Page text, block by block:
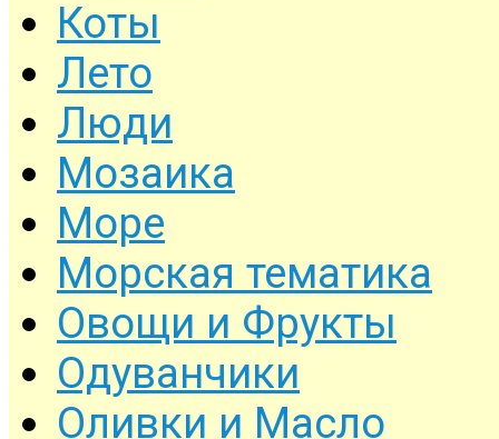
Коты
Лето
Люди
Мозаика
Море
Морская тематика
Овощи и Фрукты
Одуванчики
Оливки и Масло